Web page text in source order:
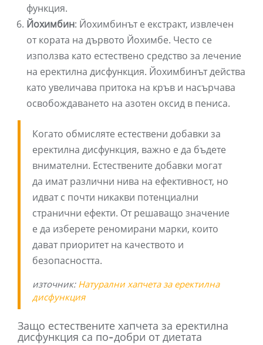
функция.
Йохимбин: Йохимбинът е екстракт, извлечен
от кората на дървото Йохимбе. Често се
използва като естествено средство за лечение
на еректилна дисфункция. Йохимбинът действа
като увеличава притока на кръв и насърчава
освобождаването на азотен оксид в пениса.
Когато обмисляте естествени добавки за
еректилна дисфункция, важно е да бъдете
внимателни. Естествените добавки могат
да имат различни нива на ефективност, но
идват с почти никакви потенциални
странични ефекти. От решаващо значение
е да изберете реномирани марки, които
дават приоритет на качеството и
безопасността.
източник: Натурални хапчета за еректилна
дисфункция
Защо естествените хапчета за еректилна
дисфункция са по-добри от диетата